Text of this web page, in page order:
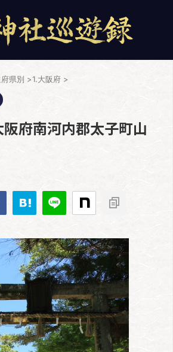
県別 >1.大阪府 >
府南河内郡太子町山